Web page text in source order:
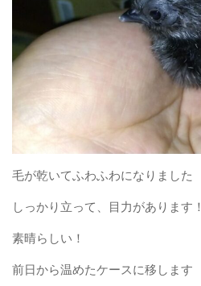
毛が乾いてふわふわになりました
しっかり立って、目力があります！
素晴らしい！
前日から温めたケースに移します